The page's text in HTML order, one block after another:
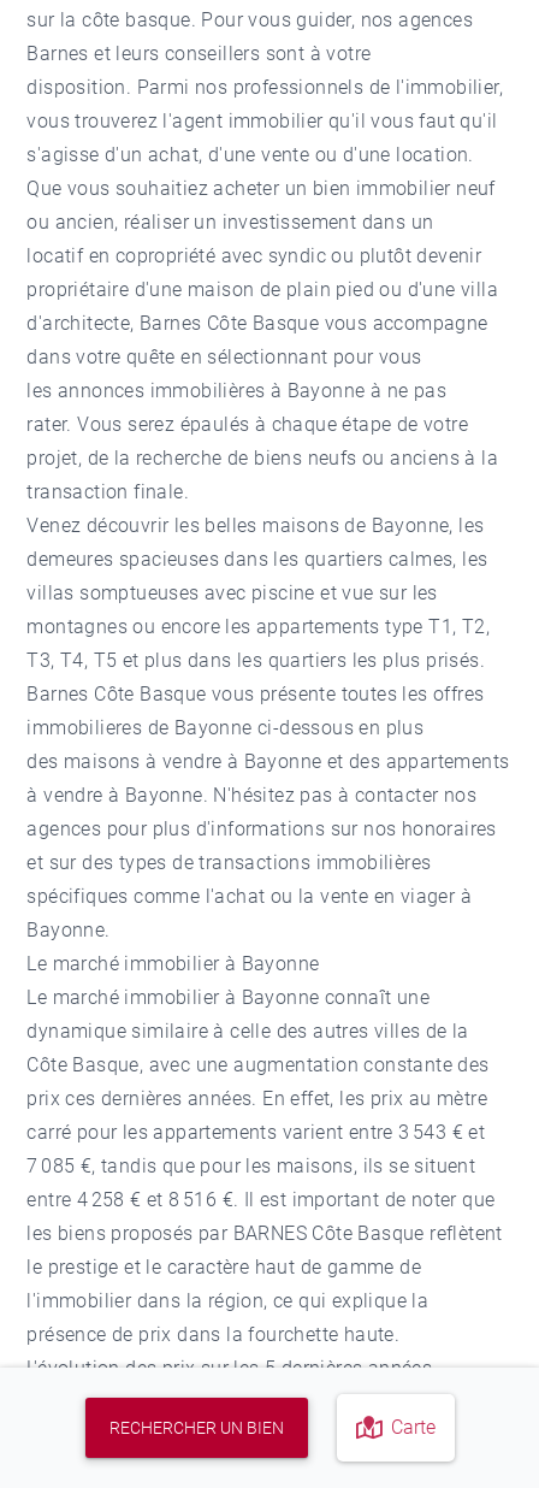
RECHERCHER UN BIEN Carte
sur la côte basque. Pour vous guider, nos agences
Barnes et leurs conseillers sont à votre
disposition. Parmi nos professionnels de l'immobilier,
vous trouverez l'agent immobilier qu'il vous faut qu'il
s'agisse d'un achat, d'une vente ou d'une location.
Que vous souhaitiez acheter un bien immobilier neuf
ou ancien, réaliser un investissement dans un
locatif en copropriété avec syndic ou plutôt devenir
propriétaire d'une maison de plain pied ou d'une villa
d'architecte, Barnes Côte Basque vous accompagne
dans votre quête en sélectionnant pour vous
les annonces immobilières à Bayonne à ne pas
rater. Vous serez épaulés à chaque étape de votre
projet, de la recherche de biens neufs ou anciens à la
transaction finale.
Venez découvrir les belles maisons de Bayonne, les
demeures spacieuses dans les quartiers calmes, les
villas somptueuses avec piscine et vue sur les
montagnes ou encore les appartements type T1, T2,
T3, T4, T5 et plus dans les quartiers les plus prisés.
Barnes Côte Basque vous présente toutes les offres
immobilieres de Bayonne ci-dessous en plus
des maisons à vendre à Bayonne et des appartements
à vendre à Bayonne. N'hésitez pas à contacter nos
agences pour plus d'informations sur nos honoraires
et sur des types de transactions immobilières
spécifiques comme l'achat ou la vente en viager à
Bayonne.
Le marché immobilier à Bayonne
Le marché immobilier à Bayonne connaît une
dynamique similaire à celle des autres villes de la
Côte Basque, avec une augmentation constante des
prix ces dernières années. En effet, les prix au mètre
carré pour les appartements varient entre 3 543 € et
7 085 €, tandis que pour les maisons, ils se situent
entre 4 258 € et 8 516 €. Il est important de noter que
les biens proposés par BARNES Côte Basque reflètent
le prestige et le caractère haut de gamme de
l'immobilier dans la région, ce qui explique la
présence de prix dans la fourchette haute.
L'évolution des prix sur les 5 dernières années
témoigne de l'attractivité croissante de Bayonne et de
la Côte Basque en général. Ainsi, on observe une
augmentation de +47% en 5 ans, de +12% en 2 ans et